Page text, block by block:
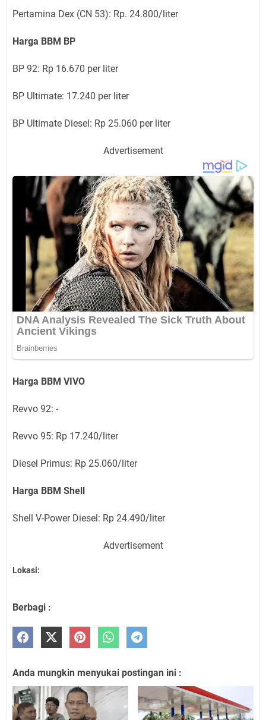
Pertamina Dex (CN 53): Rp. 24.800/liter
Harga BBM BP
BP 92: Rp 16.670 per liter
BP Ultimate: 17.240 per liter
BP Ultimate Diesel: Rp 25.060 per liter
Advertisement
Harga BBM VIVO
Revvo 92: -
Revvo 95: Rp 17.240/liter
Diesel Primus: Rp 25.060/liter
Harga BBM Shell
Shell V-Power Diesel: Rp 24.490/liter
Advertisement
Lokasi:
Berbagi :
Anda mungkin menyukai postingan ini :